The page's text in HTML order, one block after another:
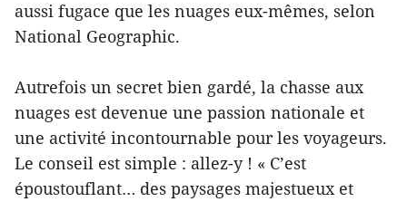
aussi fugace que les nuages eux-mêmes, selon
National Geographic.
Autrefois un secret bien gardé, la chasse aux
nuages est devenue une passion nationale et
une activité incontournable pour les voyageurs.
Le conseil est simple : allez-y ! « C’est
époustouflant… des paysages majestueux et